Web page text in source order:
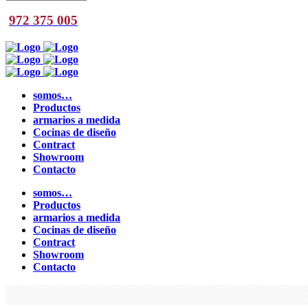
972 375 005
somos…
Productos
armarios a medida
Cocinas de diseño
Contract
Showroom
Contacto
somos…
Productos
armarios a medida
Cocinas de diseño
Contract
Showroom
Contacto